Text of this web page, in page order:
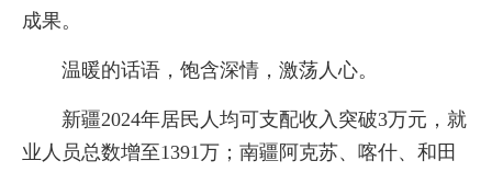
成果。
温暖的话语，饱含深情，激荡人心。
新疆2024年居民人均可支配收入突破3万元，就
业人员总数增至1391万；南疆阿克苏、喀什、和田